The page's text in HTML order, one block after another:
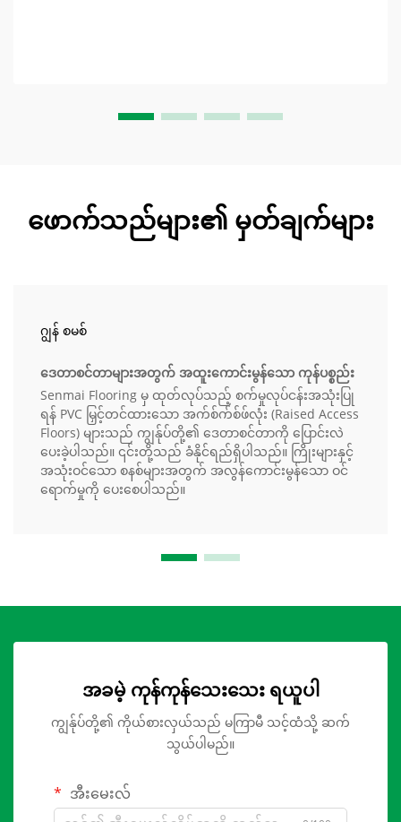
ဖောက်သည်များ၏ မှတ်ချက်များ
ဂျွန် စမစ်
ဒေတာစင်တာများအတွက် အထူးကောင်းမွန်သော ကုန်ပစ္စည်း
Senmai Flooring မှ ထုတ်လုပ်သည့် စက်မှုလုပ်ငန်းအသုံးပြု
ရန် PVC မြှင့်တင်ထားသော အက်စ်က်စ်ဖ်လုံး (Raised Access
Floors) များသည် ကျွန်ုပ်တို့၏ ဒေတာစင်တာကို ပြောင်းလဲ
ပေးခဲ့ပါသည်။ ၎င်းတို့သည် ခံနိုင်ရည်ရှိပါသည်။ ကြိုးများနှင့်
အသုံးဝင်သော စနစ်များအတွက် အလွန်ကောင်းမွန်သော ဝင်
ရောက်မှုကို ပေးစေပါသည်။
အခမဲ့ ကုန်ကုန်သေးသေး ရယူပါ
ကျွန်ုပ်တို့၏ ကိုယ်စားလှယ်သည် မကြာမီ သင့်ထံသို့ ဆက်
သွယ်ပါမည်။
အီးမေးလ်